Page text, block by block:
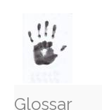
Glossar